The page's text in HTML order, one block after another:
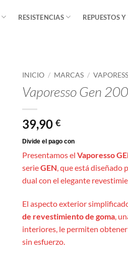
RESISTENCIAS
REPUESTOS
INICIO / MARCAS /
Vaporesso Gen
39,90 €
Presentamos el Vaporesso
serieGEN , que está diseñado
dual con el elegante
El aspecto exterior
de revestimiento de goma ,
interiores, le permiten
sin esfuerzo.